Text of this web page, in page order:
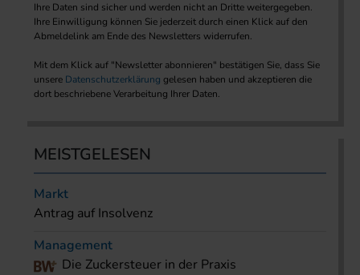
Ihre Daten sind sicher und werden nicht an Dritte weitergegeben.
Ihre Einwilligung können Sie jederzeit durch einen Klick auf den
Abmeldelink am Ende des Newsletters widerrufen.
Mit dem Klick auf "Newsletter abonnieren" bestätigen Sie, dass Sie
unsere Datenschutzerklärung gelesen haben und akzeptieren die
dort beschriebene Verarbeitung Ihrer Daten.
MEISTGELESEN
Markt
Antrag auf Insolvenz
Management
Die Zuckersteuer in der Praxis